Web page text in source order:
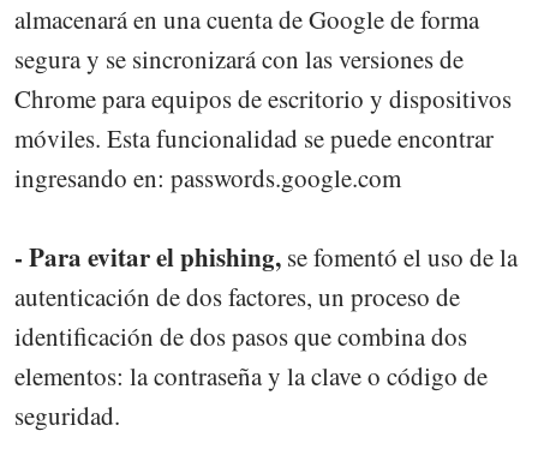
almacenará en una cuenta de Google de forma
segura y se sincronizará con las versiones de
Chrome para equipos de escritorio y dispositivos
móviles. Esta funcionalidad se puede encontrar
ingresando en: passwords.google.com
- Para evitar el phishing, se fomentó el uso de la
autenticación de dos factores, un proceso de
identificación de dos pasos que combina dos
elementos: la contraseña y la clave o código de
seguridad.